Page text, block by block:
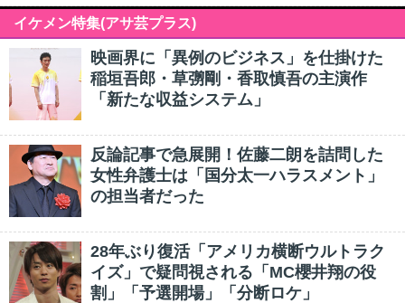
イケメン特集(アサ芸プラス)
映画界に「異例のビジネス」を仕掛けた
稲垣吾郎・草彅剛・香取慎吾の主演作
「新たな収益システム」
反論記事で急展開！佐藤二朗を詰問した
女性弁護士は「国分太一ハラスメント」
の担当者だった
28年ぶり復活「アメリカ横断ウルトラク
イズ」で疑問視される「MC櫻井翔の役
割」「予選開場」「分断ロケ」